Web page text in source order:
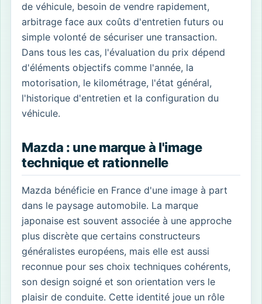
de véhicule, besoin de vendre rapidement,
arbitrage face aux coûts d'entretien futurs ou
simple volonté de sécuriser une transaction.
Dans tous les cas, l'évaluation du prix dépend
d'éléments objectifs comme l'année, la
motorisation, le kilométrage, l'état général,
l'historique d'entretien et la configuration du
véhicule.
Mazda : une marque à l'image
technique et rationnelle
Mazda bénéficie en France d'une image à part
dans le paysage automobile. La marque
japonaise est souvent associée à une approche
plus discrète que certains constructeurs
généralistes européens, mais elle est aussi
reconnue pour ses choix techniques cohérents,
son design soigné et son orientation vers le
plaisir de conduite. Cette identité joue un rôle